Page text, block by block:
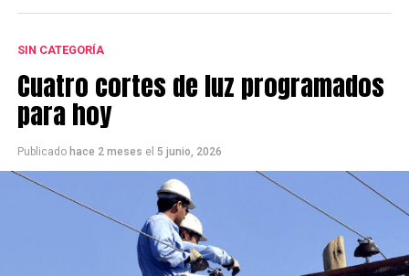
SIN CATEGORÍA
Cuatro cortes de luz programados
para hoy
Publicado hace 2 meses el 5 junio, 2026